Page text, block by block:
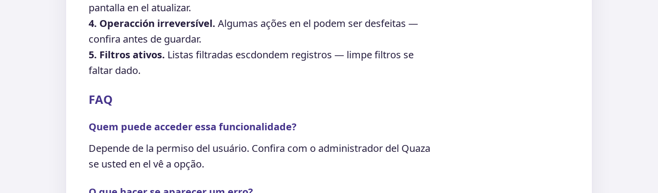
pantalla en el atualizar.
4. Operacción irreversível. Algumas ações en el podem ser desfeitas —
confira antes de guardar.
5. Filtros ativos. Listas filtradas escdondem registros — limpe filtros se
faltar dado.
FAQ
Quem puede acceder essa funcionalidade?
Depende de la permiso del usuário. Confira com o administrador del Quaza
se usted en el vê a opção.